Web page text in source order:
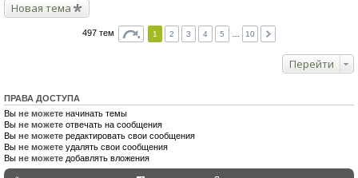
Новая тема
497 тем 1 2 3 4 5 10
Перейти
ПРАВА ДОСТУПА
Вы не можете начинать темы
Вы не можете отвечать на сообщения
Вы не можете редактировать свои сообщения
Вы не можете удалять свои сообщения
Вы не можете добавлять вложения